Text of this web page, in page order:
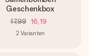
Geschenkbox
17,99 16,19
2 Varianten